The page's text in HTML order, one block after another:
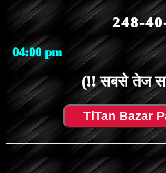
248-
04:00 pm
(!! सबसे तेज
TiTan Bazar